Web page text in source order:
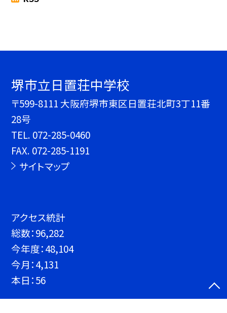
堺市立日置荘中学校
〒599-8111 大阪府堺市東区日置荘北町3丁11番
28号
TEL. 072-285-0460
FAX. 072-285-1191
サイトマップ
アクセス統計
総数：96,282
今年度：48,104
今月：4,131
本日：56